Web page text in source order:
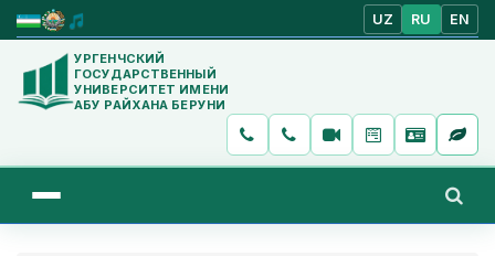
UZ RU EN
УРГЕНЧСКИЙ
ГОСУДАРСТВЕННЫЙ
УНИВЕРСИТЕТ ИМЕНИ
АБУ РАЙХАНА БЕРУНИ